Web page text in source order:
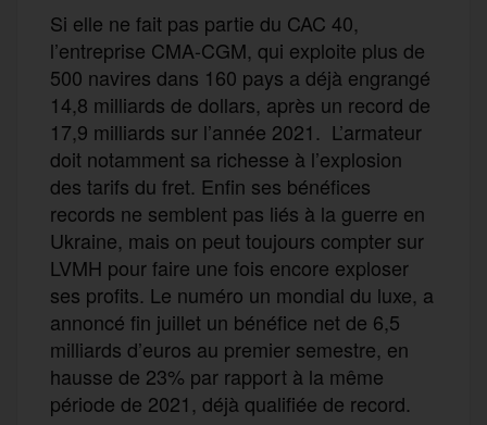
Si elle ne fait pas partie du CAC 40,
l’entreprise CMA-CGM, qui exploite plus de
500 navires dans 160 pays a déjà engrangé
14,8 milliards de dollars, après un record de
17,9 milliards sur l’année 2021. L’armateur
doit notamment sa richesse à l’explosion
des tarifs du fret. Enfin ses bénéfices
records ne semblent pas liés à la guerre en
Ukraine, mais on peut toujours compter sur
LVMH pour faire une fois encore exploser
ses profits. Le numéro un mondial du luxe, a
annoncé fin juillet un bénéfice net de 6,5
milliards d’euros au premier semestre, en
hausse de 23% par rapport à la même
période de 2021, déjà qualifiée de record.